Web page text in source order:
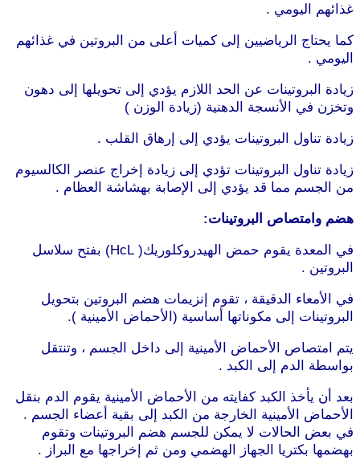
غذائهم اليومي .
كما يحتاج الرياضيين إلى كميات أعلى من البروتين في غذائهم
اليومي .
زيادة البروتينات عن الحد اللازم يؤدي إلى تحويلها إلى دهون
وتخزن في الأنسجة الدهنية (زيادة الوزن )
زيادة تناول البروتينات يؤدي إلى إرهاق القلب .
زيادة تناول البروتينات تؤدي إلى زيادة إخراج عنصر الكالسيوم
من الجسم مما قد يؤدي إلى الإصابة بهشاشة العظام .
هضم وامتصاص البروتينات:
في المعدة يقوم حمض الهيدروكلوريك( HcL) بفتح سلاسل
البروتين .
في الأمعاء الدقيقة ، تقوم إنزيمات هضم البروتين بتحويل
البروتينات إلى مكوناتها أساسية (الأحماض الأمينية ).
يتم امتصاص الأحماض الأمينية إلى داخل الجسم ، وتنتقل
بواسطة الدم إلى الكبد .
بعد أن يأخذ الكبد كفايته من الأحماض الأمينية يقوم الدم بنقل
الأحماض الأمينية الخارجة من الكبد إلى بقية أعضاء الجسم .
في بعض الحالات لا يمكن للجسم هضم البروتينات وتقوم
بهضمها بكتريا الجهاز الهضمي ومن ثم إخراجها مع البراز .